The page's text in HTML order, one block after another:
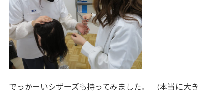
でっかーいシザーズも持ってみました。 (本当に大き